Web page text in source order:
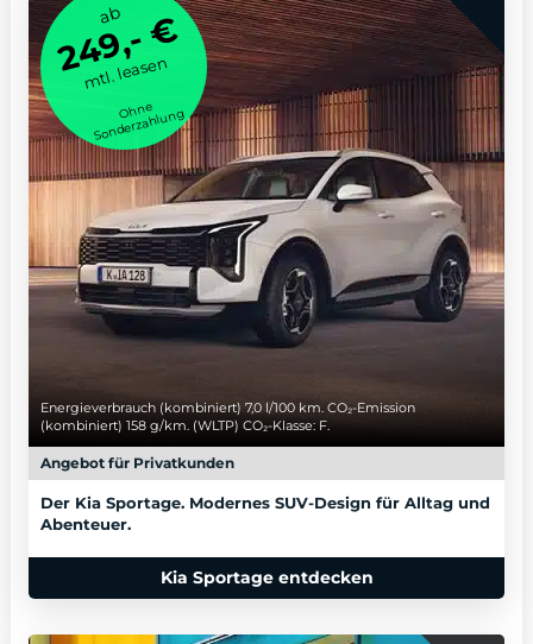
ab
249,- €
mtl. leasen
Ohne
Sonderzahlung
Energieverbrauch (kombiniert) 7,0 l/100 km. CO₂-Emission
(kombiniert) 158 g/km. (WLTP) CO₂-Klasse: F.
Angebot für Privatkunden
Der Kia Sportage. Modernes SUV-Design für Alltag und
Abenteuer.
Kia Sportage entdecken